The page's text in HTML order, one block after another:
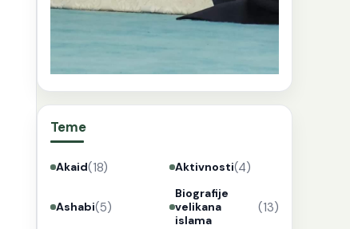
Teme
Akaid(18) Aktivnosti(4)
Ashabi(5)
Biografije
velikana
islama
(13)